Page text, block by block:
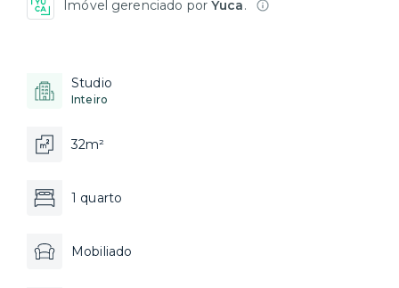
Imóvel gerenciado porYuca.
Studio
Inteiro
32m²
1 quarto
Mobiliado